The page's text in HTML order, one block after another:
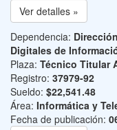
Ver detalles »
Dependencia:
Digitales de
Plaza: Técnico Titular
Registro: 37979-92
Sueldo: $22,541.48
Área: Informática y
Fecha de publicación: